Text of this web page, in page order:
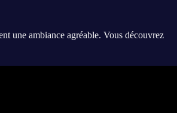
une ambiance agréable. Vous découvrez